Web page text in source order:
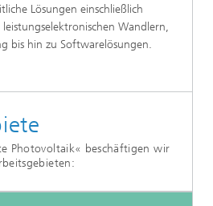
Lösungen einschließlich
Wandlern,
bis hin zu Softwarelösungen.
Photovoltaik« beschäftigen wir